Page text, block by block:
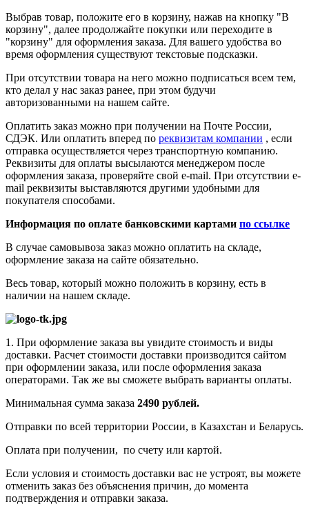
Выбрав товар, положите его в корзину, нажав на кнопку "В
корзину", далее продолжайте покупки или переходите в
"корзину" для оформления заказа. Для вашего удобства во
время оформления существуют текстовые подсказки.
При отсутствии товара на него можно подписаться всем тем,
кто делал у нас заказ ранее, при этом будучи
авторизованными на нашем сайте.
Оплатить заказ можно при получении на Почте России,
СДЭК. Или оплатить вперед по реквизитам компании , если
отправка осуществляется через транспортную компанию.
Реквизиты для оплаты высылаются менеджером после
оформления заказа, проверяйте свой e-mail. При отсутствии e-
mail реквизиты выставляются другими удобными для
покупателя способами.
Информация по оплате банковскими картами по ссылке
В случае самовывоза заказ можно оплатить на складе,
оформление заказа на сайте обязательно.
Весь товар, который можно положить в корзину, есть в
наличии на нашем складе.
1. При оформление заказа вы увидите стоимость и виды
доставки. Расчет стоимости доставки производится сайтом
при оформлении заказа, или после оформления заказа
операторами. Так же вы сможете выбрать варианты оплаты.
Минимальная сумма заказа 2490 рублей.
Отправки по всей территории России, в Казахстан и Беларусь.
Оплата при получении, по счету или картой.
Если условия и стоимость доставки вас не устроят, вы можете
отменить заказ без объяснения причин, до момента
подтверждения и отправки заказа.